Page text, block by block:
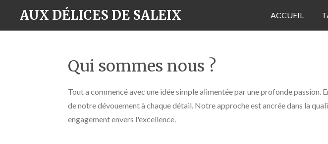
PasserAUX DÉLICES DE SALEIX ACCUEIL
Qui sommes nous ?
Tout a commencé avec une idée simple alimentée par une profonde
de notre dévouement à chaque détail. Notre approche est ancrée dans la
engagement envers l'excellence.